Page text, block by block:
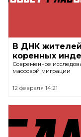
В ДНК
коренных
Современное
массовой миграции
12 февраля 14:21